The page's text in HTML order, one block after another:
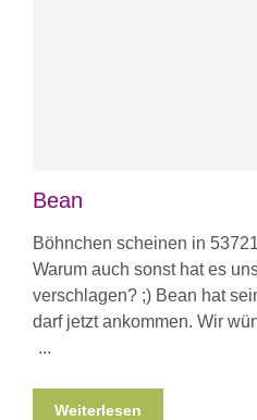
Bean
Böhnchen scheinen in
Warum auch sonst hat es
verschlagen? ;) Bean hat
darf jetzt ankommen. Wir
Weiterlesen